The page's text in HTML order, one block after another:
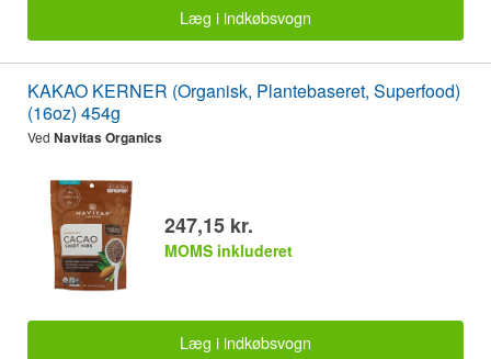
Læg i indkøbsvogn
KAKAO KERNER (Organisk, Plantebaseret, Superfood)
(16oz) 454g
Ved Navitas Organics
247,15 kr.
MOMS inkluderet
Læg i indkøbsvogn